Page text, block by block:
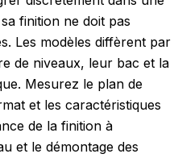
finition ne doit pas
Les modèles diffèrent par
de niveaux, leur bac et la
Mesurez le plan de
et les caractéristiques
de la finition à
et le démontage des